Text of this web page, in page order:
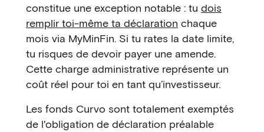
constitue une exception notable : tu dois
remplir toi-même ta déclaration chaque
mois via MyMinFin. Si tu rates la date limite,
tu risques de devoir payer une amende.
Cette charge administrative représente un
coût réel pour toi en tant qu’investisseur.
Les fonds Curvo sont totalement exemptés
de l'obligation de déclaration préalable